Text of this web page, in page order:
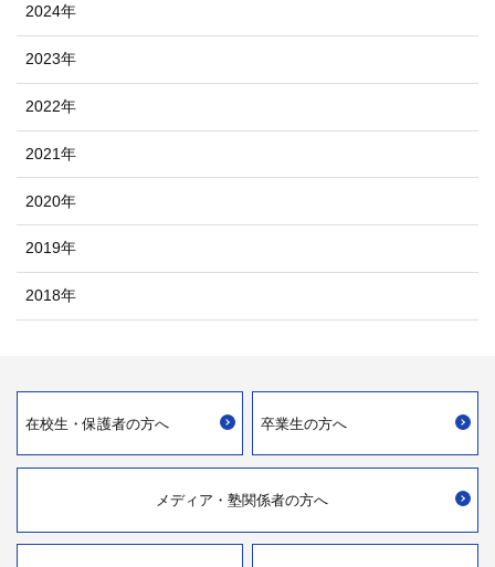
2024年
2023年
2022年
2021年
2020年
2019年
2018年
在校生・保護者の方へ 卒業生の方へ
メディア・ 塾関係者の方へ